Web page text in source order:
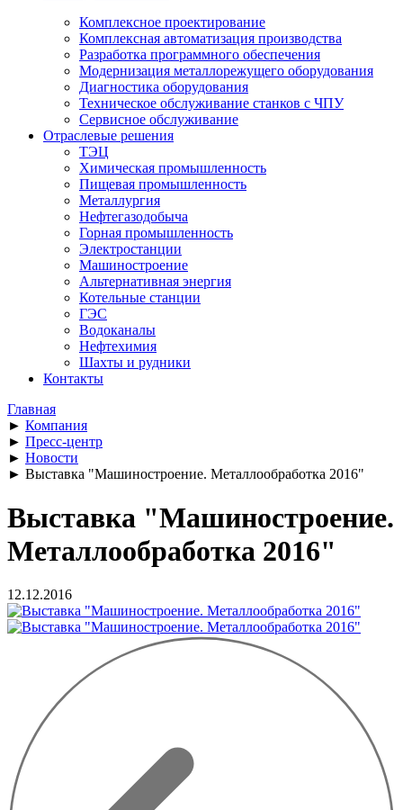
Комплексное проектирование
Комплексная автоматизация производства
Разработка программного обеспечения
Модернизация металлорежущего оборудования
Диагностика оборудования
Техническое обслуживание станков с ЧПУ
Сервисное обслуживание
Отраслевые решения
ТЭЦ
Химическая промышленность
Пищевая промышленность
Металлургия
Нефтегазодобыча
Горная промышленность
Электростанции
Машиностроение
Альтернативная энергия
Котельные станции
ГЭС
Водоканалы
Нефтехимия
Шахты и рудники
Контакты
Главная
► Компания
► Пресс-центр
► Новости
► Выставка "Машиностроение. Металлообработка 2016"
Выставка "Машиностроение.
Металлообработка 2016"
12.12.2016